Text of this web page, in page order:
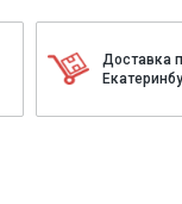
Доставка